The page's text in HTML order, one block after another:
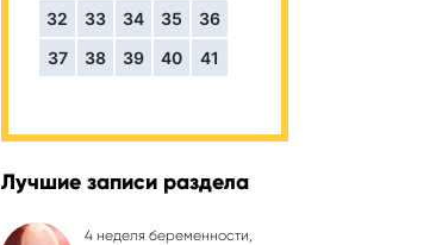
32
33 34 35
36
37
38 39 40 41
Лучшие записи раздела
4 неделя беременности,